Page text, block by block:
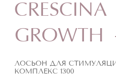
ЛОСЬОН ДЛЯ
КОМПЛЕКС 1300